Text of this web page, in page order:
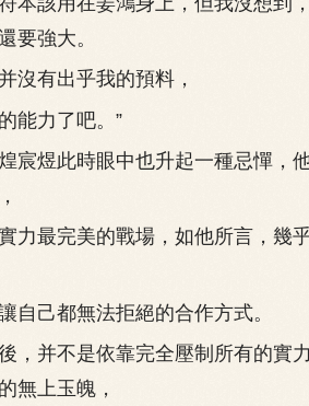
要強大。
有出乎我的預料，
能力了吧。”
煜此時眼中也升起一種忌憚，
最完美的戰場，如他所言，幾
己都無法拒絕的合作方式。
并不是依靠完全壓制所有的實
無上玉魄，